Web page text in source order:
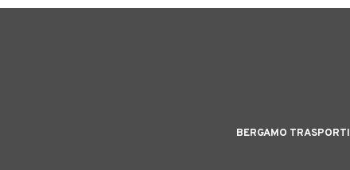
BERGAMO TRASPORTI